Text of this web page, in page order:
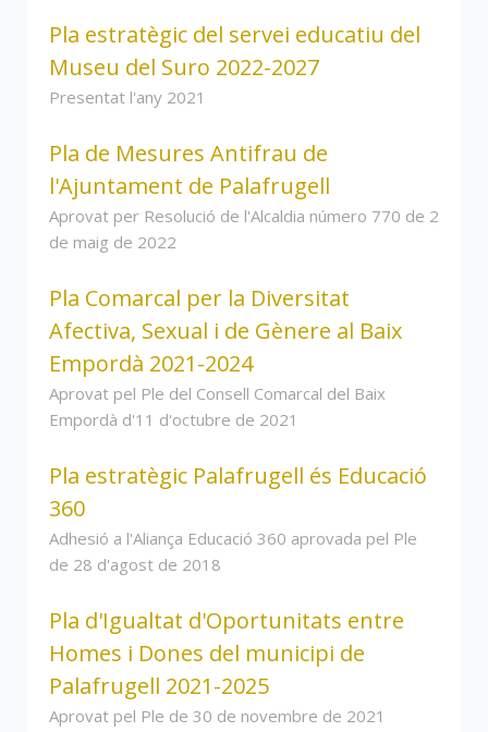
Pla estratègic del servei educatiu del
Museu del Suro 2022-2027
Presentat l'any 2021
Pla de Mesures Antifrau de
l'Ajuntament de Palafrugell
Aprovat per Resolució de l'Alcaldia número 770 de 2
de maig de 2022
Pla Comarcal per la Diversitat
Afectiva, Sexual i de Gènere al Baix
Empordà 2021-2024
Aprovat pel Ple del Consell Comarcal del Baix
Empordà d'11 d'octubre de 2021
Pla estratègic Palafrugell és Educació
360
Adhesió a l'Aliança Educació 360 aprovada pel Ple
de 28 d'agost de 2018
Pla d'Igualtat d'Oportunitats entre
Homes i Dones del municipi de
Palafrugell 2021-2025
Aprovat pel Ple de 30 de novembre de 2021